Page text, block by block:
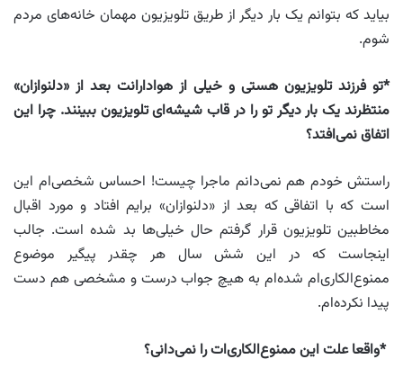
بیاید که بتوانم یک بار دیگر از طریق تلویزیون مهمان خانه‌های مردم
شوم.
*تو فرزند تلویزیون هستی و خیلی از هوادارانت بعد از «دلنوازان»
منتظرند یک بار دیگر تو را در قاب شیشه‌ای تلویزیون ببینند. چرا این
اتفاق نمی‌افتد؟
راستش خودم هم نمی‌دانم ماجرا چیست! احساس شخصی‌ام این
است که با اتفاقی که بعد از «دلنوازان» برایم افتاد و مورد اقبال
مخاطبین تلویزیون قرار گرفتم حال خیلی‌ها بد شده است. جالب
اینجاست که در این شش سال هر چقدر پیگیر موضوع
ممنو‌ع‌الکاری‌ام شده‌ام به هیچ جواب درست و مشخصی هم دست
پیدا نکرده‌ام.
*واقعا علت این ممنوع‌الکاری‌ات را نمی‌دانی؟